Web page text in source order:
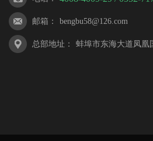
邮箱 ： bengbu58@126.com
总部地址 ： 蚌埠市东海大道凤凰